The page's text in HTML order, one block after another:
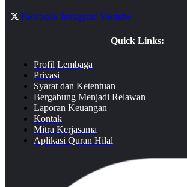
Facebook InstagramYoutube
Quick Links:
Profil Lembaga
Privasi
Syarat dan Ketentuan
Bergabung Menjadi Relawan
Laporan Keuangan
Kontak
Mitra Kerjasama
Aplikasi Quran Hilal